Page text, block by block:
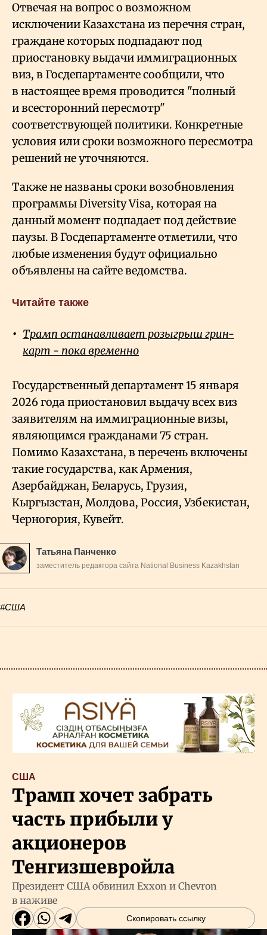
Отвечая на вопрос о возможном
исключении Казахстана из перечня стран,
граждане которых подпадают под
приостановку выдачи иммиграционных
виз, в Госдепартаменте сообщили, что
в настоящее время проводится "полный
и всесторонний пересмотр"
соответствующей политики. Конкретные
условия или сроки возможного пересмотра
решений не уточняются.
Также не названы сроки возобновления
программы Diversity Visa, которая на
данный момент подпадает под действие
паузы. В Госдепартаменте отметили, что
любые изменения будут официально
объявлены на сайте ведомства.
Читайте также
Трамп останавливает розыгрыш грин-
карт - пока временно
Государственный департамент 15 января
2026 года приостановил выдачу всех виз
заявителям на иммиграционные визы,
являющимся гражданами 75 стран.
Помимо Казахстана, в перечень включены
такие государства, как Армения,
Азербайджан, Беларусь, Грузия,
Кыргызстан, Молдова, Россия,Узбекистан,
Черногория, Кувейт.
Татьяна Панченко
заместитель редактора сайта National Business Kazakhstan
#США
США
Трамп хочет забрать
часть прибыли у
акционеров
Тенгизшевройла
Президент США обвинил Exxon и Chevron
в наживе
Скопировать ссылку